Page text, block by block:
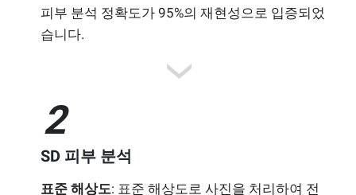
피부 분석 정확도가 95%의 재현성으로 입증되었
습니다.
2
SD 피부 분석
표준 해상도: 표준 해상도로 사진을 처리하여 전